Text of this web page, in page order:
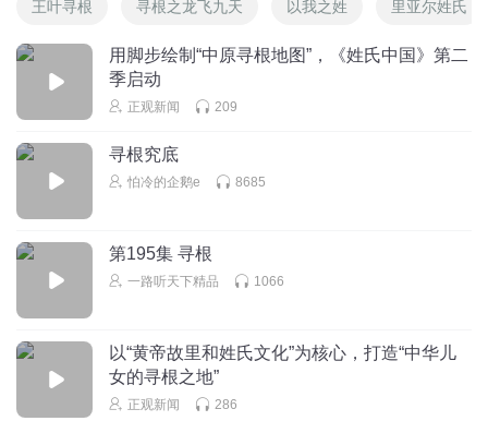
王叶寻根 寻根之龙飞九天 以我之姓 里亚尔姓氏
用脚步绘制“中原寻根地图”，《姓氏中国》第二
季启动
正观新闻 209
寻根究底
怕冷的企鹅e 8685
第195集 寻根
一路听天下精品 1066
以“黄帝故里和姓氏文化”为核心，打造“中华儿
女的寻根之地”
正观新闻 286